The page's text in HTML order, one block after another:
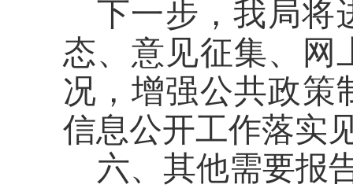
下一步，我局将
态、意见征集、网
况，增强公共政策
信息公开工作落实
六、其他需要报